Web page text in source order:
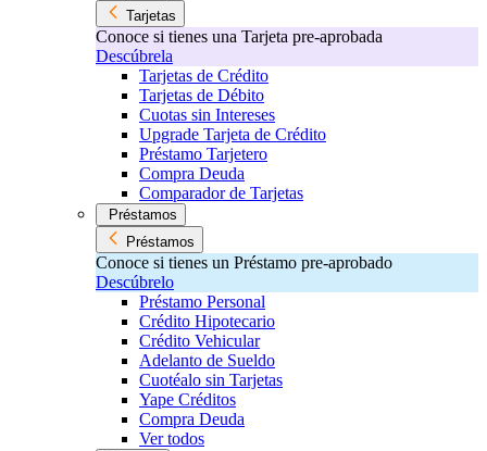
Tarjetas
Conoce si tienes una Tarjeta pre-aprobada
Descúbrela
Tarjetas de Crédito
Tarjetas de Débito
Cuotas sin Intereses
Upgrade Tarjeta de Crédito
Préstamo Tarjetero
Compra Deuda
Comparador de Tarjetas
Préstamos
Préstamos
Conoce si tienes un Préstamo pre-aprobado
Descúbrelo
Préstamo Personal
Crédito Hipotecario
Crédito Vehicular
Adelanto de Sueldo
Cuotéalo sin Tarjetas
Yape Créditos
Compra Deuda
Ver todos